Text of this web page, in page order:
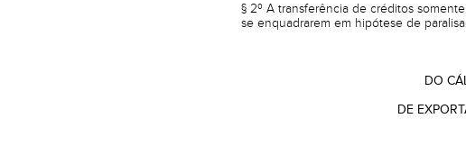
§ 2º A transferência de créditos
se enquadrarem em hipótese de
DO
DE